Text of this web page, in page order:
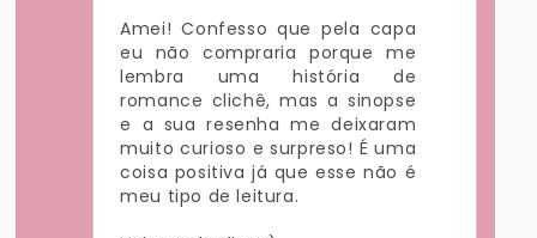
Amei! Confesso que pela capa
eu não compraria porque me
lembra uma história de
romance clichê, mas a sinopse
e a sua resenha me deixaram
muito curioso e surpreso! É uma
coisa positiva já que esse não é
meu tipo de leitura.